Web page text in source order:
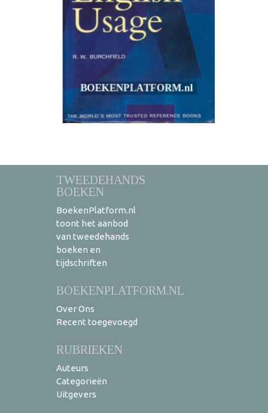
TWEEDEHANDS
BOEKEN
BoekenPlatform.nl
toont het aanbod
van tweedehands
boeken en
tijdschriften
BOEKENPLATFORM.NL
Over Ons
Recent toegevoegd
RUBRIEKEN
Auteurs
Categorieën
Uitgevers